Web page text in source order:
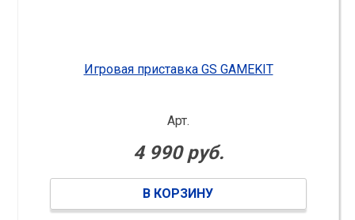
Игровая приставка GS GAMEKIT
Арт.
4 990 руб.
В КОРЗИНУ